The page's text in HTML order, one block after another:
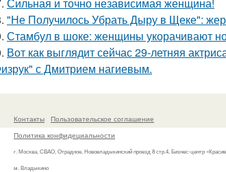
"Не Получилось Убрать Дыру в Щеке":
Стамбул в шоке: женщины укорачивают
Вот как выглядит сейчас 29-летняя
с Дмитрием нагиевым.
Контакты
Пользовательское соглашение
Политика конфидециальности
г. Москва, СВАО, Отрадное, Нововладыкинский проезд 8 стр.4, Бизнес-центр
м. Владыкино